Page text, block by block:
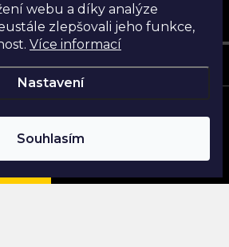
webu a díky analýze
zlepšovali jeho funkce,
Více informací
Nastavení
Souhlasím
. Všechna práva vyhrazena.